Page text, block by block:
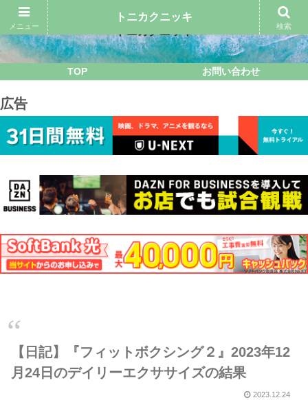
TOP お問い合わせ
広告
【日記】『フィットボクシング２』2023年12
月24日のデイリーエクササイズの結果
2023.12.24
メニュー
トニカクニッキ
検索